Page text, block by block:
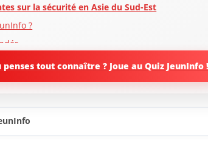
sur la sécurité en Asie du Sud-Est
?
penses tout connaître ? Joue au Quiz JeunInfo !